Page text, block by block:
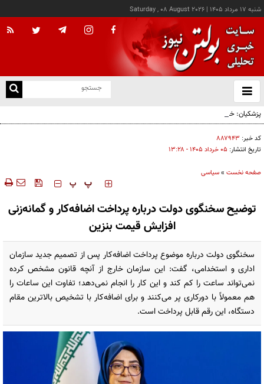
شنبه ۱۷ مرداد ۱۴۰۵ |
Saturday , 08 August 2026
باز
و
پزشکیان: خدمت بی‌منت و مشارکت مردمی، پایه حل مشکلات کشور است
کد خبر: ۸۸۷۹۴۳
تاریخ انتشار: ۰۵ خرداد ۱۴۰۵ - ۱۳:۲۸
صفحه نخست »سیاسی
‍‍‍ پ پ
توضیح سخنگوی دولت درباره پرداخت اضافه‌کار و گمانه‌زنی
افزایش قیمت بنزین
سخنگوی دولت درباره موضوع پرداخت اضافه‌کار پس از تصمیم جدید سازمان
اداری و استخدامی، گفت: این سازمان خارج از آنچه قانون مشخص کرده
نمی‌تواند ساعت را کم کند و این کار را انجام نمی‌دهد؛ تفاوت این ساعات را
هم معمولاً با دورکاری پر می‌کنند و برای اضافه‌کار با تشخیص بالاترین مقام
دستگاه، این رقم قابل پرداخت است.